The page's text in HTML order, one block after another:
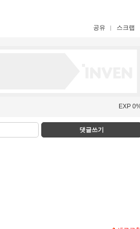
공유 스크랩
EXP
댓글쓰기